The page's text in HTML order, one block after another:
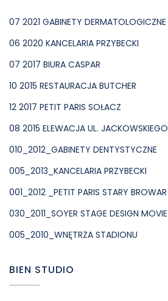
07 2021 GABINETY DERMATOLOGICZNE
06 2020 KANCELARIA PRZYBECKI
07 2017 BIURA CASPAR
10 2015 RESTAURACJA BUTCHER
12 2017 PETIT PARIS SOŁACZ
08 2015 ELEWACJA UL. JACKOWSKIEGO
010_2012_GABINETY DENTYSTYCZNE
005_2013_KANCELARIA PRZYBECKI
001_2012 _PETIT PARIS STARY BROWAR
030_2011_SOYER STAGE DESIGN MOVIE
005_2010_WNĘTRZA STADIONU
BIEN STUDIO